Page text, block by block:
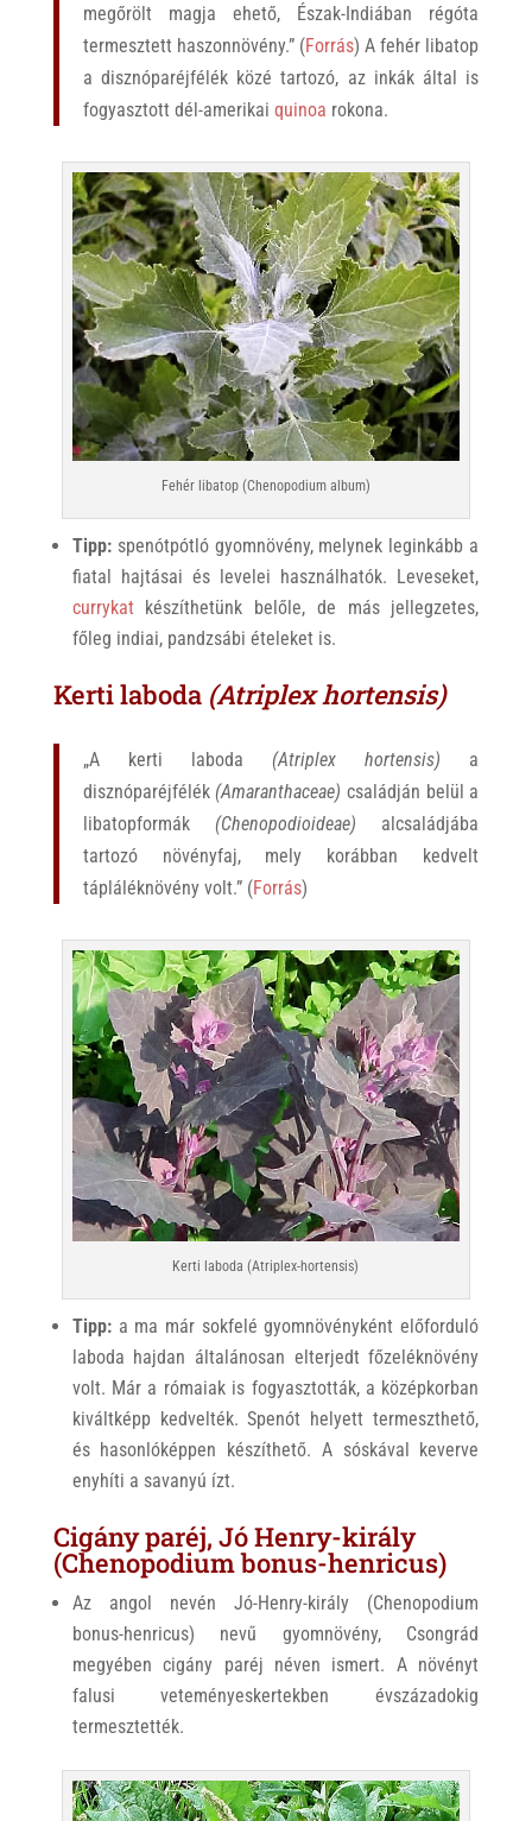
megőrölt magja ehető, Észak-Indiában régóta
termesztett haszonnövény.” (Forrás) A fehér libatop
a disznóparéjfélék közé tartozó, az inkák által is
fogyasztott dél-amerikai quinoa rokona.
Fehér libatop (Chenopodium album)
Tipp:spenótpótló gyomnövény, melynek leginkább a
fiatal hajtásai és levelei használhatók. Leveseket,
currykat készíthetünk belőle, de más jellegzetes,
főleg indiai, pandzsábi ételeket is.
Kerti laboda (Atriplex hortensis)
„A kerti laboda (Atriplex hortensis) a
disznóparéjfélék (Amaranthaceae) családján belül a
libatopformák (Chenopodioideae) alcsaládjába
tartozó növényfaj, mely korábban kedvelt
tápláléknövény volt.” (Forrás)
Kerti laboda (Atriplex-hortensis)
Tipp:a ma már sokfelé gyomnövényként előforduló
laboda hajdan általánosan elterjedt főzeléknövény
volt. Már a rómaiak is fogyasztották, a középkorban
kiváltképp kedvelték. Spenót helyett termeszthető,
és hasonlóképpen készíthető. A sóskával keverve
enyhíti a savanyú ízt.
Cigány paréj, Jó Henry-király
(Chenopodium bonus-henricus)
Az angol nevén Jó-Henry-király (Chenopodium
bonus-henricus) nevű gyomnövény, Csongrád
megyében cigány paréj néven ismert. A növényt
falusi veteményeskertekben évszázadokig
termesztették.